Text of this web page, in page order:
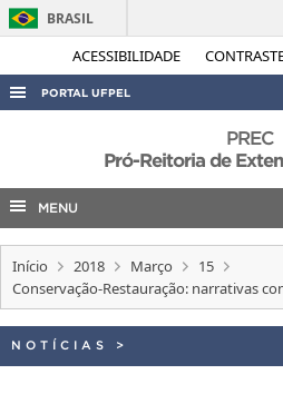
ACESSIBILIDADE
BRASIL
PORTAL UFPEL
AUDITORIA
COBALTO
CONCURSOS
EDITAIS
PREC
Pró-Reitoria de
MENU
Início 2018 Março
15
Conservação-Restauração: narrativas
NOTÍCIAS >